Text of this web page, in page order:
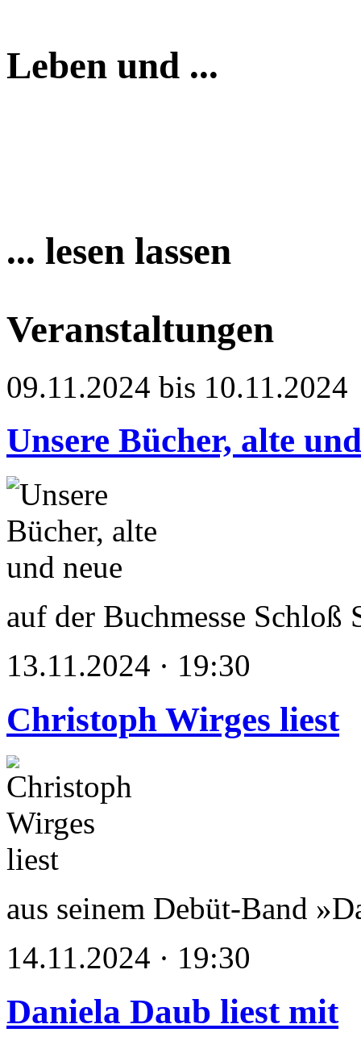
Leben und ...
... lesen lassen
Veranstaltungen
09.11.2024 bis 10.11.2024
Unsere Bücher, alte
auf der Buchmesse Schloß
13.11.2024 · 19:30
Christoph Wirges liest
aus seinem Debüt-Band
14.11.2024 · 19:30
Daniela Daub liest mit